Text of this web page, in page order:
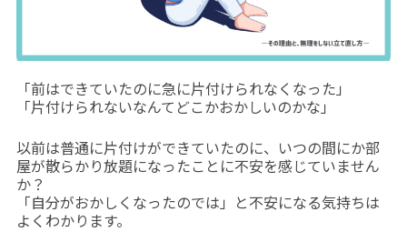
「前はできていたのに急に片付けられなくなった」
「片付けられないなんてどこかおかしいのかな」
以前は普通に片付けができていたのに、いつの間にか部
屋が散らかり放題になったことに不安を感じていません
か？
「自分がおかしくなったのでは」と不安になる気持ちは
よくわかります。